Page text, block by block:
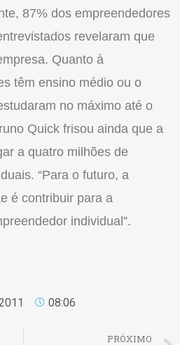
87% dos empreendedores
revelaram que
Quanto à
têm ensino médio ou o
no máximo até o
Quick frisou ainda que a
a quatro milhões de
“Para o futuro, a
é contribuir para a
individual”.
08:06
PRÓXIMO